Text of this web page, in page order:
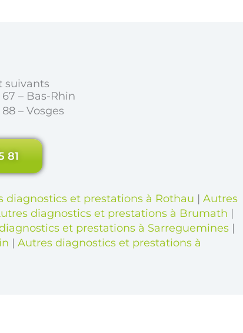
suivants
67 – Bas-Rhin
88 – Vosges
81
diagnostics et prestations à Rothau |Autres
diagnostics et prestations à Brumath |
et prestations à Sarreguemines |
|Autres diagnostics et prestations à